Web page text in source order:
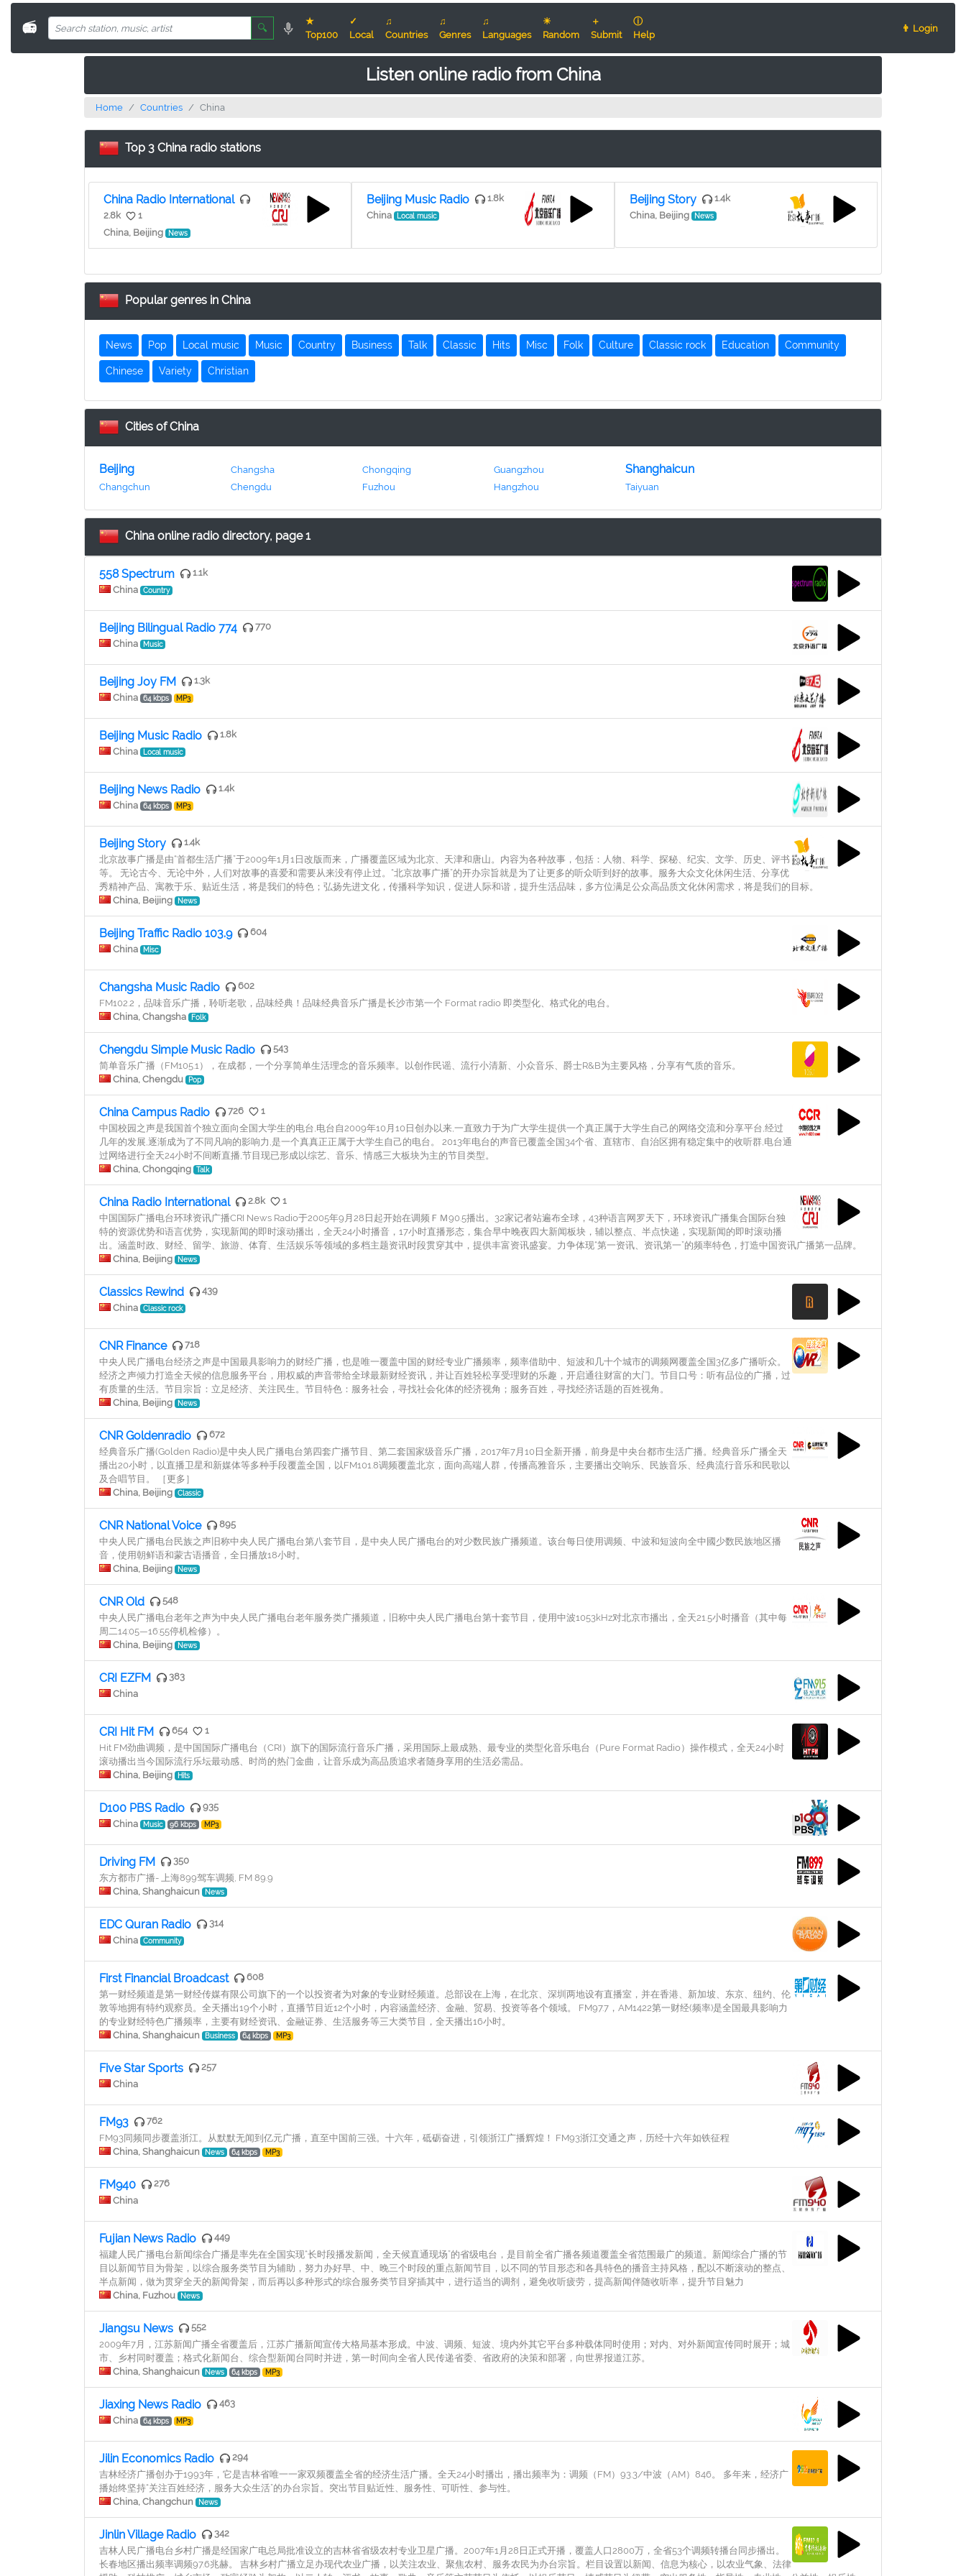
📻 🔍
★
Top100
✓
Local
♫
Countries
♫
Genres
♫
Languages
☀
Random
＋
Submit
ⓘ
Help
👨 Login
Listen online radio from China
Home Countries China
Top 3 China radio stations
China Radio International
2.8k
1
China, Beijing
News
Beijing Music Radio
1.8k
China
Local music
Beijing Story
1.4k
China, Beijing
News
Popular genres in China
News Pop Local music Music Country Business Talk Classic Hits Misc Folk Culture Classic rock Education Community
Chinese Variety Christian
Cities of China
Beijing
Changchun
Changsha
Chengdu
Chongqing
Fuzhou
Guangzhou
Hangzhou
Shanghaicun
Taiyuan
China online radio directory, page 1
558 Spectrum
1.1k
China
Country
Beijing Bilingual Radio 774
770
China
Music
Beijing Joy FM
1.3k
China
64 kbps MP3
Beijing Music Radio
1.8k
China
Local music
Beijing News Radio
1.4k
China
64 kbps MP3
Beijing Story
1.4k
北京故事广播是由“首都生活广播”于2009年1月1日改版而来，广播覆盖区域为北京、天津和唐山。内容为各种故事，包括：人物、科学、探秘、纪实、文学、历史、评书
等。 无论古今、无论中外，人们对故事的喜爱和需要从来没有停止过。“北京故事广播”的开办宗旨就是为了让更多的听众听到好的故事。服务大众文化休闲生活、分享优
秀精神产品、寓教于乐、贴近生活，将是我们的特色；弘扬先进文化，传播科学知识，促进人际和谐，提升生活品味，多方位满足公众高品质文化休闲需求，将是我们的目标。
China, Beijing
News
Beijing Traffic Radio 103.9
604
China
Misc
Changsha Music Radio
602
FM102.2，品味音乐广播，聆听老歌，品味经典！品味经典音乐广播是长沙市第一个 Format radio 即类型化、格式化的电台。
China, Changsha
Folk
Chengdu Simple Music Radio
543
简单音乐广播（FM105.1），在成都，一个分享简单生活理念的音乐频率。以创作民谣、流行小清新、小众音乐、爵士R&B为主要风格，分享有气质的音乐。
China, Chengdu
Pop
China Campus Radio 726
1
中国校园之声是我国首个独立面向全国大学生的电台,电台自2009年10月10日创办以来,一直致力于为广大学生提供一个真正属于大学生自己的网络交流和分享平台,经过
几年的发展,逐渐成为了不同凡响的影响力,是一个真真正正属于大学生自己的电台。 2013年电台的声音已覆盖全国34个省、直辖市、自治区拥有稳定集中的收听群,电台通
过网络进行全天24小时不间断直播,节目现已形成以综艺、音乐、情感三大板块为主的节目类型。
China, Chongqing
Talk
China Radio International 2.8k
1
中国国际广播电台环球资讯广播CRI News Radio于2005年9月28日起开始在调频ＦＭ90.5播出。32家记者站遍布全球，43种语言网罗天下，环球资讯广播集合国际台独
特的资源优势和语言优势，实现新闻的即时滚动播出，全天24小时播音，17小时直播形态，集合早中晚夜四大新闻板块，辅以整点、半点快递，实现新闻的即时滚动播
出。涵盖时政、财经、留学、旅游、体育、生活娱乐等领域的多档主题资讯时段贯穿其中，提供丰富资讯盛宴。力争体现“第一资讯、资讯第一”的频率特色，打造中国资讯广播第一品牌。
China, Beijing
News
Classics Rewind
439
China
Classic rock
CNR Finance
718
中央人民广播电台经济之声是中国最具影响力的财经广播，也是唯一覆盖中国的财经专业广播频率，频率借助中、短波和几十个城市的调频网覆盖全国3亿多广播听众。
经济之声倾力打造全天候的信息服务平台，用权威的声音带给全球最新财经资讯，并让百姓轻松享受理财的乐趣，开启通往财富的大门。节目口号：听有品位的广播，过
有质量的生活。节目宗旨：立足经济、关注民生。节目特色：服务社会，寻找社会化体的经济视角；服务百姓，寻找经济话题的百姓视角。
China, Beijing
News
CNR Goldenradio
672
经典音乐广播(Golden Radio)是中央人民广播电台第四套广播节目、第二套国家级音乐广播，2017年7月10日全新开播，前身是中央台都市生活广播。经典音乐广播全天
播出20小时，以直播卫星和新媒体等多种手段覆盖全国，以FM101.8调频覆盖北京，面向高端人群，传播高雅音乐，主要播出交响乐、民族音乐、经典流行音乐和民歌以
及合唱节目。 ［更多］
China, Beijing
Classic
CNR National Voice
895
中央人民广播电台民族之声旧称中央人民广播电台第八套节目，是中央人民广播电台的对少数民族广播频道。该台每日使用调频、中波和短波向全中國少数民族地区播
音，使用朝鲜语和蒙古语播音，全日播放18小时。
China, Beijing
News
CNR Old
548
中央人民广播电台老年之声为中央人民广播电台老年服务类广播频道，旧称中央人民广播电台第十套节目，使用中波1053kHz对北京市播出，全天21.5小时播音（其中每
周二14:05—16:55停机检修）。
China, Beijing
News
CRI EZFM
383
China
CRI Hit FM 654
1
Hit FM劲曲调频，是中国国际广播电台（CRI）旗下的国际流行音乐广播，采用国际上最成熟、最专业的类型化音乐电台（Pure Format Radio）操作模式，全天24小时
滚动播出当今国际流行乐坛最动感、时尚的热门金曲，让音乐成为高品质追求者随身享用的生活必需品。
China, Beijing
Hits
D100 PBS Radio
935
China
Music 96 kbps MP3
Driving FM
350
东方都市广播- 上海899驾车调频, FM 89.9
China, Shanghaicun
News
EDC Quran Radio
314
China
Community
First Financial Broadcast
608
第一财经频道是第一财经传媒有限公司旗下的一个以投资者为对象的专业财经频道。总部设在上海，在北京、深圳两地设有直播室，并在香港、新加坡、东京、纽约、伦
敦等地拥有特约观察员。全天播出19个小时，直播节目近12个小时，内容涵盖经济、金融、贸易、投资等各个领域。 FM97.7，AM1422第一财经(频率)是全国最具影响力
的专业财经特色广播频率，主要有财经资讯、金融证券、生活服务等三大类节目，全天播出16小时。
China, Shanghaicun
Business 64 kbps MP3
Five Star Sports
257
China
FM93
762
FM93同频同步覆盖浙江。从默默无闻到亿元广播，直至中国前三强。十六年，砥砺奋进，引领浙江广播辉煌！ FM93浙江交通之声，历经十六年如铁征程
China, Shanghaicun
News 64 kbps MP3
FM940
276
China
Fujian News Radio
449
福建人民广播电台新闻综合广播是率先在全国实现“长时段播发新闻，全天候直通现场”的省级电台，是目前全省广播各频道覆盖全省范围最广的频道。新闻综合广播的节
目以新闻节目为骨架，以综合服务类节目为辅助，努力办好早、中、晚三个时段的重点新闻节目，以不同的节目形态和各具特色的播音主持风格，配以不断滚动的整点、
半点新闻，做为贯穿全天的新闻骨架，而后再以多种形式的综合服务类节目穿插其中，进行适当的调剂，避免收听疲劳，提高新闻伴随收听率，提升节目魅力
China, Fuzhou
News
Jiangsu News
552
2009年7月，江苏新闻广播全省覆盖后，江苏广播新闻宣传大格局基本形成。中波、调频、短波、境内外其它平台多种载体同时使用；对内、对外新闻宣传同时展开；城
市、乡村同时覆盖；格式化新闻台、综合型新闻台同时并进，第一时间向全省人民传递省委、省政府的决策和部署，向世界报道江苏。
China, Shanghaicun
News 64 kbps MP3
Jiaxing News Radio
463
China
64 kbps MP3
Jilin Economics Radio
294
吉林经济广播创办于1993年，它是吉林省唯一一家双频覆盖全省的经济生活广播。全天24小时播出，播出频率为：调频（FM）93.3/中波（AM）846。 多年来，经济广
播始终坚持“关注百姓经济，服务大众生活”的办台宗旨。突出节目贴近性、服务性、可听性、参与性。
China, Changchun
News
Jinlin Village Radio
342
吉林人民广播电台乡村广播是经国家广电总局批准设立的吉林省省级农村专业卫星广播。2007年1月28日正式开播，覆盖人口2800万，全省53个调频转播台同步播出。
长春地区播出频率调频97.6兆赫。 吉林乡村广播立足办现代农业广播，以关注农业、聚焦农村、服务农民为办台宗旨。栏目设置以新闻、信息为核心，以农业气象、法律